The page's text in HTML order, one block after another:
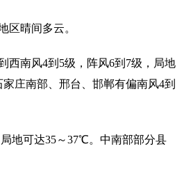
区晴间多云。
西南风4到5级，阵风6到7级，局地
庄南部、邢台、邯郸有偏南风4到
地可达35～37℃。中南部部分县